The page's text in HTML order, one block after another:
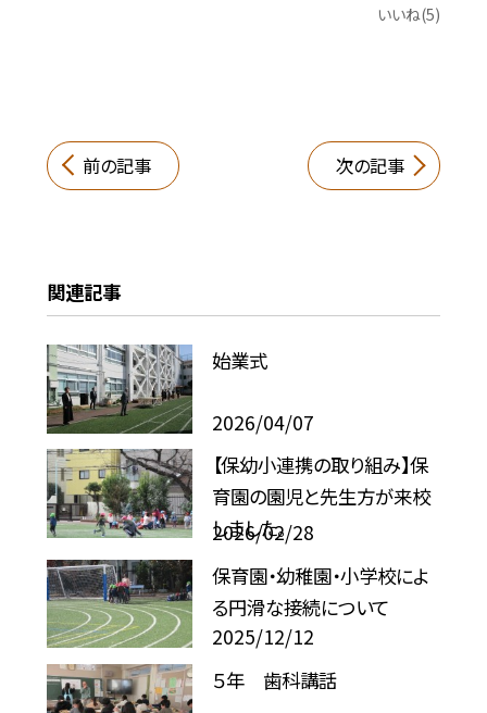
いいね(5)
前の記事 次の記事
関連記事
始業式
2026/04/07
【保幼小連携の取り組み】保
育園の園児と先生方が来校
しました。
2026/02/28
保育園・幼稚園・小学校によ
る円滑な接続について
2025/12/12
５年 歯科講話